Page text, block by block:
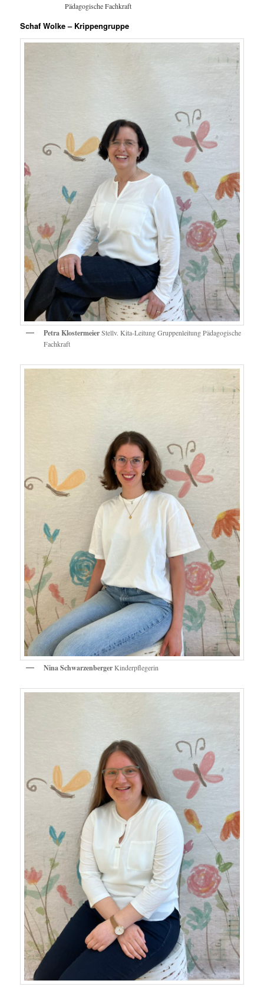
Pädagogische Fachkraft
Schaf Wolke – Krippengruppe
Petra KlostermeierStellv. Kita-Leitung Gruppenleitung Pädagogische
Fachkraft
Nina SchwarzenbergerKinderpflegerin